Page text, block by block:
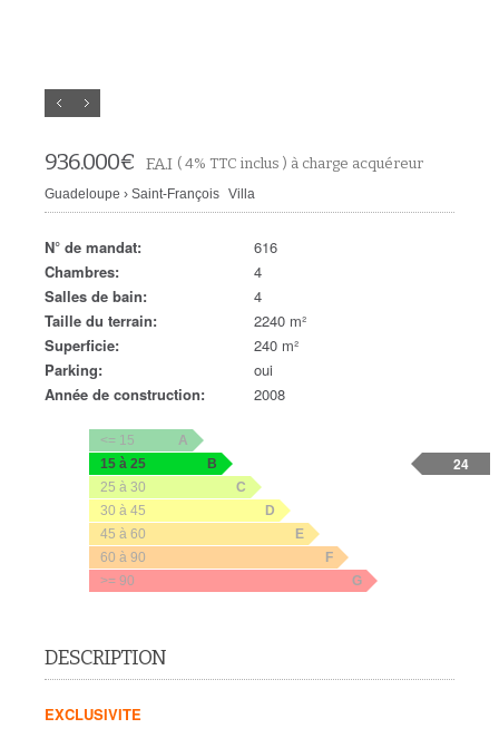
936.000€ F.A.I ( 4% TTC inclus ) à charge acquéreur
Guadeloupe › Saint-François Villa
N° de mandat:
616
Chambres:
4
Salles de bain:
4
Taille du terrain:
2240 m²
Superficie:
240 m²
Parking:
oui
Année de construction:
2008
24
<= 15
A
15 à 25
B
25 à 30
C
30 à 45
D
45 à 60
E
60 à 90
F
>= 90
G
DESCRIPTION
EXCLUSIVITE